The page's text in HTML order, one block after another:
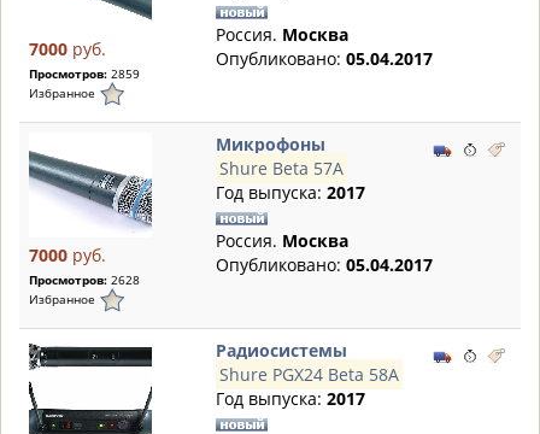
7000 руб.
Просмотров: 2859
Избранное
Россия. Москва
Опубликовано: 05.04.2017
7000 руб.
Просмотров: 2628
Избранное
Микрофоны
Shure Beta 57A
Год выпуска: 2017
Россия. Москва
Опубликовано: 05.04.2017
Радиосистемы
Shure PGX24 Beta 58A
Год выпуска: 2017